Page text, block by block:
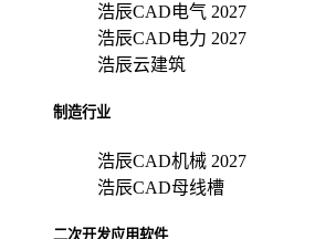
浩辰CAD电气 2027
浩辰CAD电力 2027
浩辰云建筑
制造行业
浩辰CAD机械 2027
浩辰CAD母线槽
二次开发应用软件